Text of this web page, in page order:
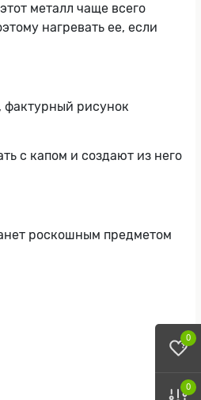
0
0
металл чаще всего
нагревать ее, если
фактурный рисунок
с капом и создают из него
роскошным предметом